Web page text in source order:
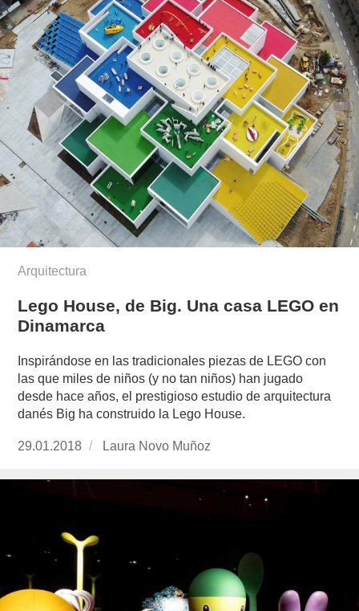
Arquitectura
Lego House, de Big. Una casa LEGO en
Dinamarca
Inspirándose en las tradicionales piezas de LEGO con
las que miles de niños (y no tan niños) han jugado
desde hace años, el prestigioso estudio de arquitectura
danés Big ha construido la Lego House.
Publicado
29.01.2018
https://www.experimenta.es/author/laura-
Laura Novo Muñoz